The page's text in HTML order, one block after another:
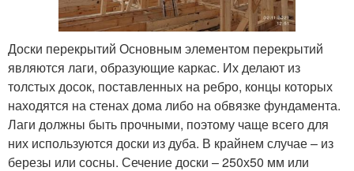
Доски перекрытий Основным элементом перекрытий
являются лаги, образующие каркас. Их делают из
толстых досок, поставленных на ребро, концы которых
находятся на стенах дома либо на обвязке фундамента.
Лаги должны быть прочными, поэтому чаще всего для
них используются доски из дуба. В крайнем случае – из
березы или сосны. Сечение доски – 250х50 мм или